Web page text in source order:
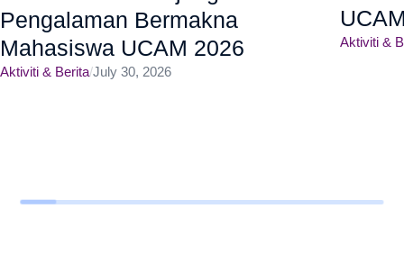
Pengalaman Bermakna
Mahasiswa UCAM 2026
Aktiviti & Berita/July 30, 2026
Aktiviti &